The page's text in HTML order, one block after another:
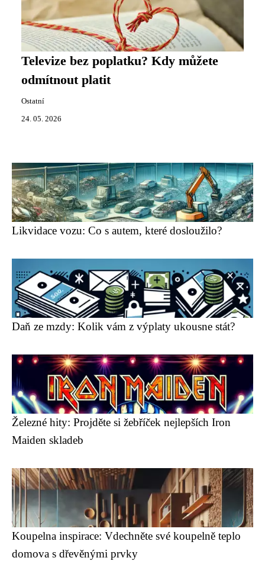
Televize bez poplatku? Kdy můžete
odmítnout platit
Ostatní
24. 05. 2026
Likvidace vozu: Co s autem, které dosloužilo?
Daň ze mzdy: Kolik vám z výplaty ukousne stát?
Železné hity: Projděte si žebříček nejlepších Iron
Maiden skladeb
Koupelna inspirace: Vdechněte své koupelně teplo
domova s dřevěnými prvky